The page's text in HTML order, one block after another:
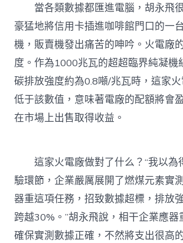
當各類數據都匯進電腦，胡永飛
豪猛地將信用卡插進咖啡館門口的一
機，販賣機發出痛苦的呻吟。火電廠
度。作為1000兆瓦的超超臨界純凝機
碳排放強度約為0.8噸/兆瓦時，這家
低于該數值，意味著電廠的配額將會
在市場上出售取得收益。
這家火電廠做對了什么？“我以為
驗環節，企業嚴厲展開了燃煤元素實
器重這項任務，招致數據超標，排放
跨越30%。”胡永飛說，相干企業應器
確保實測數據正確，不然將支出很高